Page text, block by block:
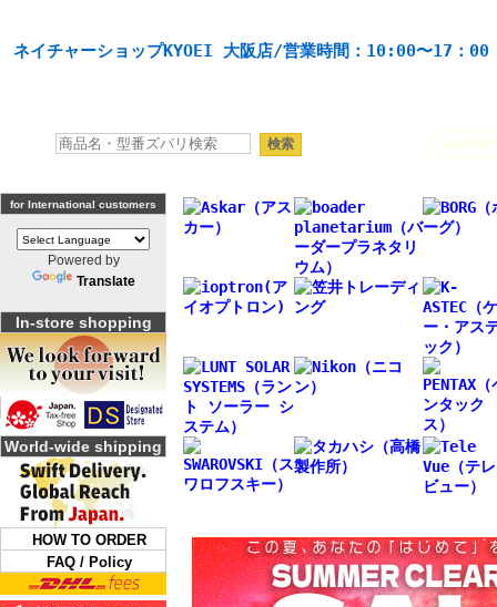
ネイチャーショップKYOEI 大阪店/営業時間：10:00〜17：00
Seestar
for International customers
Powered by
Translate
In-store shopping
World-wide shipping
HOW TO ORDER
FAQ / Policy